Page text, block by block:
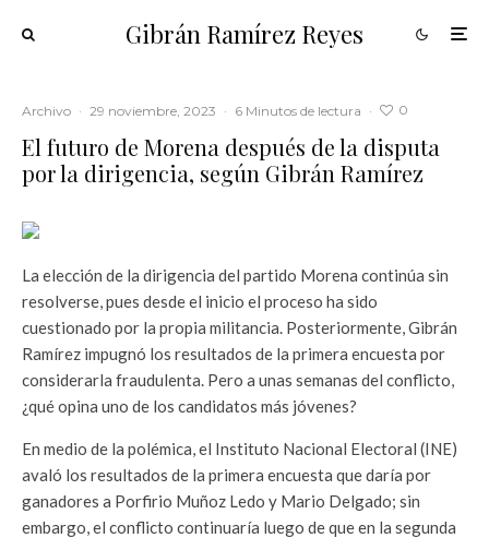
Gibrán Ramírez Reyes
Archivo · 29 noviembre, 2023 · 6 Minutos de lectura · 0
El futuro de Morena después de la disputa
por la dirigencia, según Gibrán Ramírez
La elección de la dirigencia del partido Morena continúa sin
resolverse, pues desde el inicio el proceso ha sido
cuestionado por la propia militancia. Posteriormente, Gibrán
Ramírez impugnó los resultados de la primera encuesta por
considerarla fraudulenta. Pero a unas semanas del conflicto,
¿qué opina uno de los candidatos más jóvenes?
En medio de la polémica, el Instituto Nacional Electoral (INE)
avaló los resultados de la primera encuesta que daría por
ganadores a Porfirio Muñoz Ledo y Mario Delgado; sin
embargo, el conflicto continuaría luego de que en la segunda